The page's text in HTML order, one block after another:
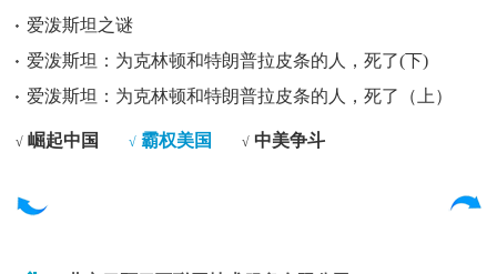
爱泼斯坦之谜
爱泼斯坦：为克林顿和特朗普拉皮条的人，死了(下)
爱泼斯坦：为克林顿和特朗普拉皮条的人，死了（上）
√ 崛起中国 √ 霸权美国 √ 中美争斗